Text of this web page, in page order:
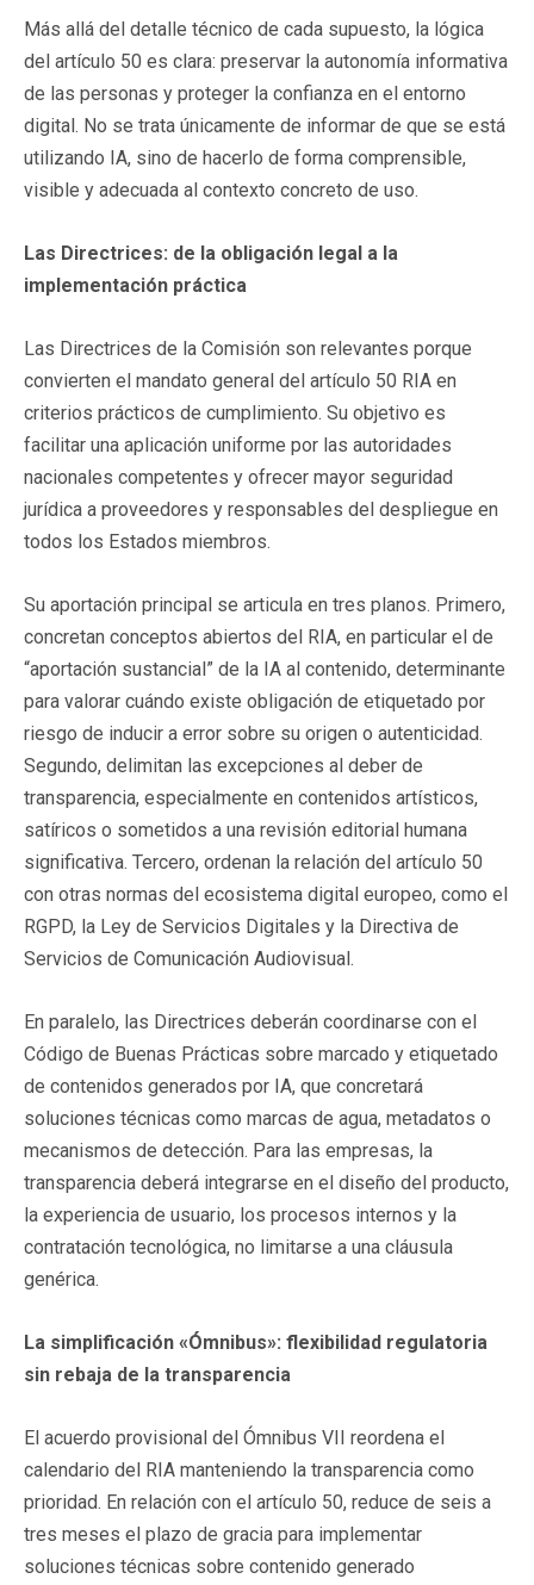
Más allá del detalle técnico de cada supuesto, la lógica
del artículo 50 es clara: preservar la autonomía informativa
de las personas y proteger la confianza en el entorno
digital. No se trata únicamente de informar de que se está
utilizando IA, sino de hacerlo de forma comprensible,
visible y adecuada al contexto concreto de uso.
Las Directrices: de la obligación legal a la
implementación práctica
Las Directrices de la Comisión son relevantes porque
convierten el mandato general del artículo 50 RIA en
criterios prácticos de cumplimiento. Su objetivo es
facilitar una aplicación uniforme por las autoridades
nacionales competentes y ofrecer mayor seguridad
jurídica a proveedores y responsables del despliegue en
todos los Estados miembros.
Su aportación principal se articula en tres planos. Primero,
concretan conceptos abiertos del RIA, en particular el de
“aportación sustancial” de la IA al contenido, determinante
para valorar cuándo existe obligación de etiquetado por
riesgo de inducir a error sobre su origen o autenticidad.
Segundo, delimitan las excepciones al deber de
transparencia, especialmente en contenidos artísticos,
satíricos o sometidos a una revisión editorial humana
significativa. Tercero, ordenan la relación del artículo 50
con otras normas del ecosistema digital europeo, como el
RGPD, la Ley de Servicios Digitales y la Directiva de
Servicios de Comunicación Audiovisual.
En paralelo, las Directrices deberán coordinarse con el
Código de Buenas Prácticas sobre marcado y etiquetado
de contenidos generados por IA, que concretará
soluciones técnicas como marcas de agua, metadatos o
mecanismos de detección. Para las empresas, la
transparencia deberá integrarse en el diseño del producto,
la experiencia de usuario, los procesos internos y la
contratación tecnológica, no limitarse a una cláusula
genérica.
La simplificación «Ómnibus»: flexibilidad regulatoria
sin rebaja de la transparencia
El acuerdo provisional del Ómnibus VII reordena el
calendario del RIA manteniendo la transparencia como
prioridad. En relación con el artículo 50, reduce de seis a
tres meses el plazo de gracia para implementar
soluciones técnicas sobre contenido generado